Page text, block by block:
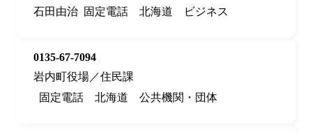
石田由治 固定電話 北海道 ビジネス
0135-67-7094
岩内町役場／住民課
固定電話
北海道 公共機関・団体